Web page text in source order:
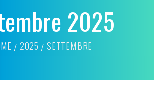
2025
2025 SETTEMBRE